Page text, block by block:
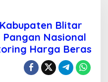
Blitar
Nasional
Harga Beras